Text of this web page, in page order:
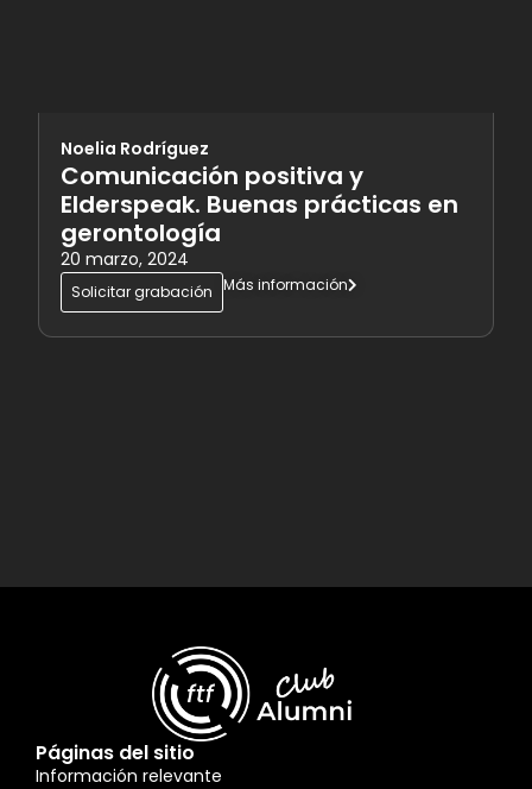
Noelia Rodríguez
Comunicación positiva y
Elderspeak. Buenas prácticas en
gerontología
20 marzo, 2024
Solicitar grabación Más información
Páginas del sitio
Información relevante